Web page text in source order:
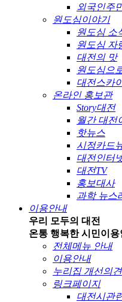
외국인주
원도심이야기
원도심 소
원도심 자
대전의 맛
원도심으
대전스카
온라인 홍보관
Story대전
월간 대전
핫뉴스
시정카드
대전인터
대전TV
홍보대사
과학 뉴스
이용안내
우리 모두의 대전
온통 행복한 시민이용
전체메뉴 안내
이용안내
누리집 개선의견
링크페이지
대전시관